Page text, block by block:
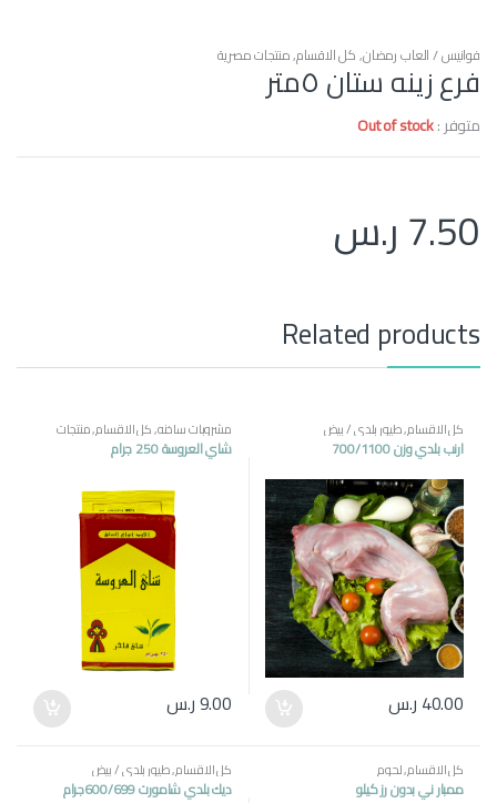
فوانيس / العاب رمضان,كل الاقسام,منتجات مصرية
فرع زينه ستان ٥متر
متوفر :Out of stock
7.50ر.س
Related products
كل الاقسام,طيور بلدي / بيض
ارنب بلدي وزن 700/1100
40.00 ر.س
مشروبات ساخنه,كل الاقسام,منتجات
مصرية
شاي العروسة 250 جرام
9.00ر.س
كل الاقسام,لحوم
ممبار ني بدون رز كيلو
كل الاقسام,طيور بلدي / بيض
ديك بلدي شامورت 600/699جرام